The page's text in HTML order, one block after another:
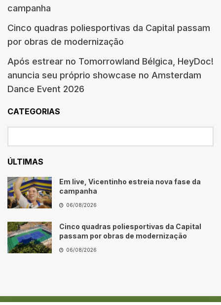
campanha
Cinco quadras poliesportivas da Capital passam
por obras de modernização
Após estrear no Tomorrowland Bélgica, HeyDoc!
anuncia seu próprio showcase no Amsterdam
Dance Event 2026
CATEGORIAS
ÚLTIMAS
Em live, Vicentinho estreia nova fase da
campanha
06/08/2026
Cinco quadras poliesportivas da Capital
passam por obras de modernização
06/08/2026